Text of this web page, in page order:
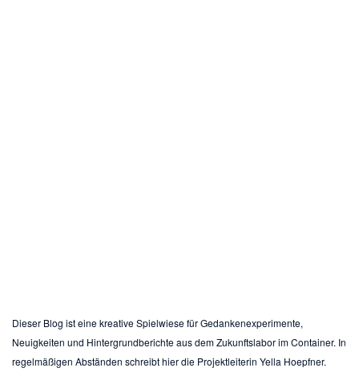
Dieser Blog ist eine kreative Spielwiese für Gedankenexperimente,
Neuigkeiten und Hintergrundberichte aus dem Zukunftslabor im Container. In
regelmäßigen Abständen schreibt hier die Projektleiterin Yella Hoepfner.